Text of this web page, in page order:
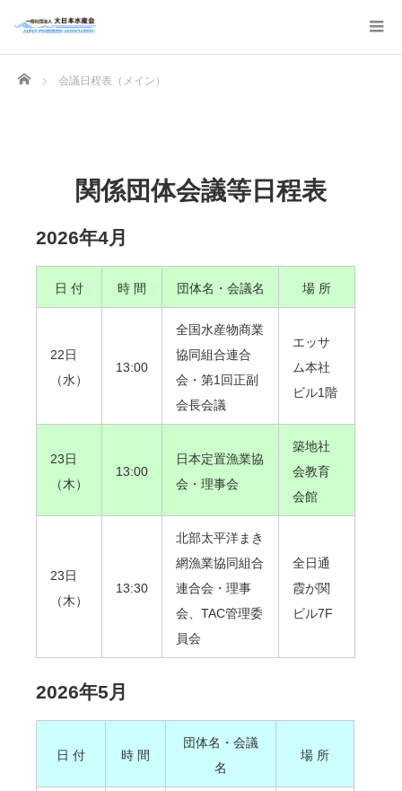
Home 会議日程表（メイン）
関係団体会議等日程表
2026年4月
日 付 時 間 団体名・会議名 場 所
22日
（水）
13:00
全国水産物商業
協同組合連合
会・第1回正副
会長会議
エッサ
ム本社
ビル1階
23日
（木）
13:00
日本定置漁業協
会・理事会
築地社
会教育
会館
23日
（木）
13:30
北部太平洋まき
網漁業協同組合
連合会・理事
会、TAC管理委
員会
全日通
霞が関
ビル7F
2026年5月
日 付 時 間
団体名・会議
名
場 所